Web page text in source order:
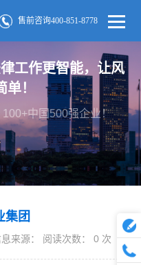
售前咨询400-851-8778
工作更智能，让风
！
中国500强企业！
集团
来源： 阅读次数： 0 次